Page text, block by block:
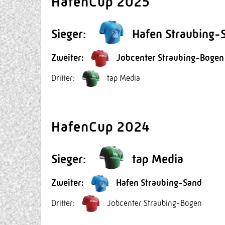
Sieger: Hafen Straubing-
Zweiter: Jobcenter Straubing-Bogen
Dritter: tap Media
HafenCup 2024
Sieger: tap Media
Zweiter: Hafen Straubing-Sand
Dritter: Jobcenter Straubing-Bogen